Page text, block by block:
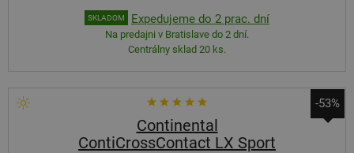
SKLADOM Expedujeme do 2 prac. dní
Na predajni v Bratislave do 2 dní.
Centrálny sklad 20 ks.
-53%
Continental
ContiCrossContact LX Sport